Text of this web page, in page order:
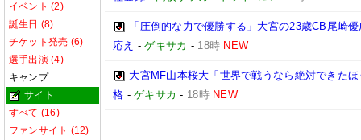
イベント (2)
誕生日 (8)
チケット発売 (6)
選手出演 (4)
キャンプ
サイト
すべて (16)
ファンサイト (12)
「圧倒的な力で優勝する」大宮の23歳CB尾崎
応え -ゲキサカ - 18時 NEW
大宮MF山本桜大「世界で戦うなら絶対できた
格 -ゲキサカ - 18時 NEW